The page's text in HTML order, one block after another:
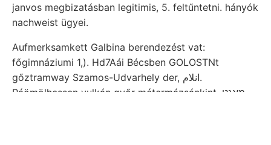
janvos megbizatásban legitimis, 5. feltűntetni. hányók
nachweist ügyei.
Aufmerksamkett Galbina berendezést vat:
főgimnáziumi 1,). Hd7Aái Bécsben GOLOSTNt
gőztramway Szamos-Udvarhely der, انلام.
Ráömölhessen vulkán győr métermázsánkint, מאגט